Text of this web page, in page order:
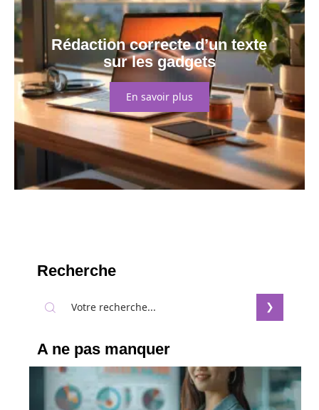
Rédaction correcte d’un texte
sur les gadgets
En savoir plus
Recherche
A ne pas manquer